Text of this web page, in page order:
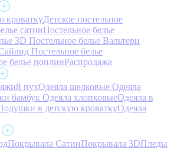
кроваткуДетское постельное
сатинПостельное белье
3D Постельное белье Вальтери
Постельное белье
белье поплинРаспродажа
пухОдеяла шелковые Одеяла
бамбук Одеяла хлопковыеОдеяла в
в детскую кроваткуОдеяла
Покрывала СатинПокрывала 3DПледы